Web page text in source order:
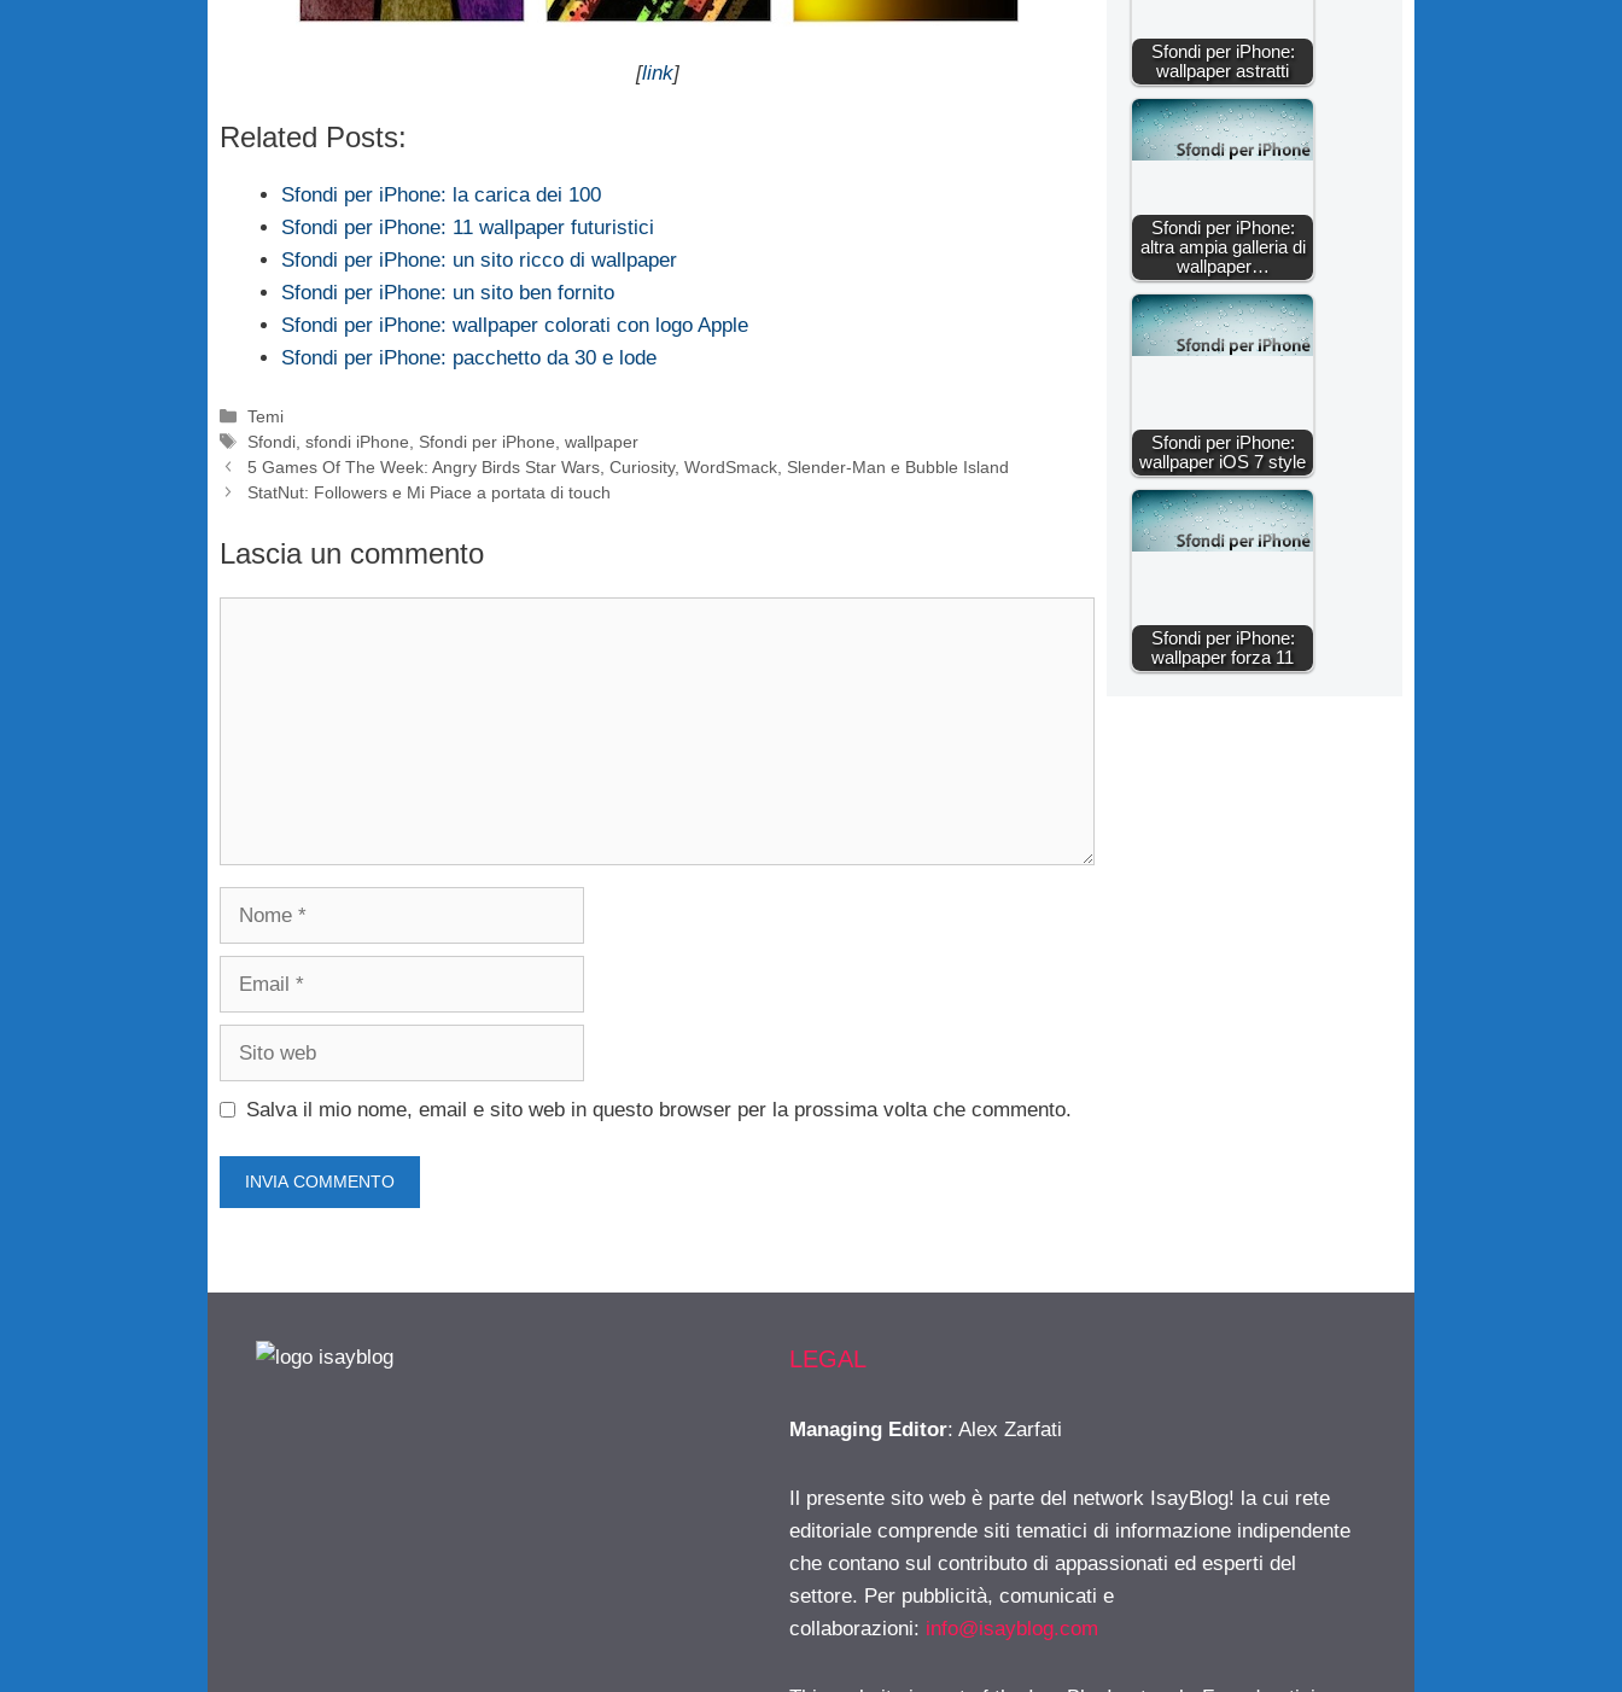
[link]
Related Posts:
Sfondi per iPhone: la carica dei 100
Sfondi per iPhone: 11 wallpaper futuristici
Sfondi per iPhone: un sito ricco di wallpaper
Sfondi per iPhone: un sito ben fornito
Sfondi per iPhone: wallpaper colorati con logo Apple
Sfondi per iPhone: pacchetto da 30 e lode
Categorie
Temi
Tag
Sfondi ,sfondi iPhone Sfondi per iPhone ,wallpaper
5 Games Of The Week: Angry Birds Star Wars, Curiosity, WordSmack, Slender-Man e Bubble Island
StatNut: Followers e Mi Piace a portata di touch
Lascia un commento
Salva il mio nome, email e sito web in questo browser per la prossima volta che commento.
Sfondi per iPhone:
wallpaper astratti
Sfondi per iPhone:
altra ampia galleria di
wallpaper…
Sfondi per iPhone:
wallpaper iOS 7 style
Sfondi per iPhone:
wallpaper forza 11
LEGAL
Managing Editor: Alex Zarfati
Il presente sito web è parte del network IsayBlog! la cui rete
editoriale comprende siti tematici di informazione indipendente
che contano sul contributo di appassionati ed esperti del
settore. Per pubblicità, comunicati e
collaborazioni: info@isayblog.com